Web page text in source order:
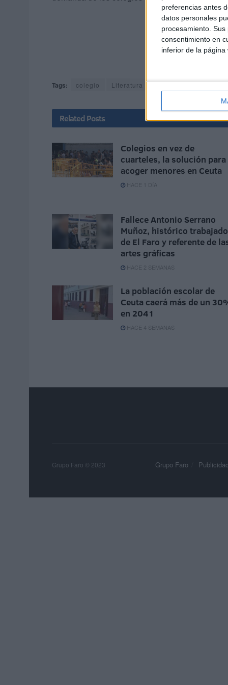
preferencias antes
datos personales
procesamiento.
consentimiento en
inferior de la página
Tags: colegio Literatura y libros
Related Posts
Colegios en vez de
cuarteles, la solución para
acoger menores en Ceuta
HACE 1 DÍA
Fallece Antonio Serrano
Muñoz, histórico
de El Faro y referente de
artes gráficas
HACE 2 SEMANAS
La población escolar de
Ceuta caerá más de un
en 2041
HACE 4 SEMANAS
Grupo Faro Publicidad
Grupo Faro © 2023